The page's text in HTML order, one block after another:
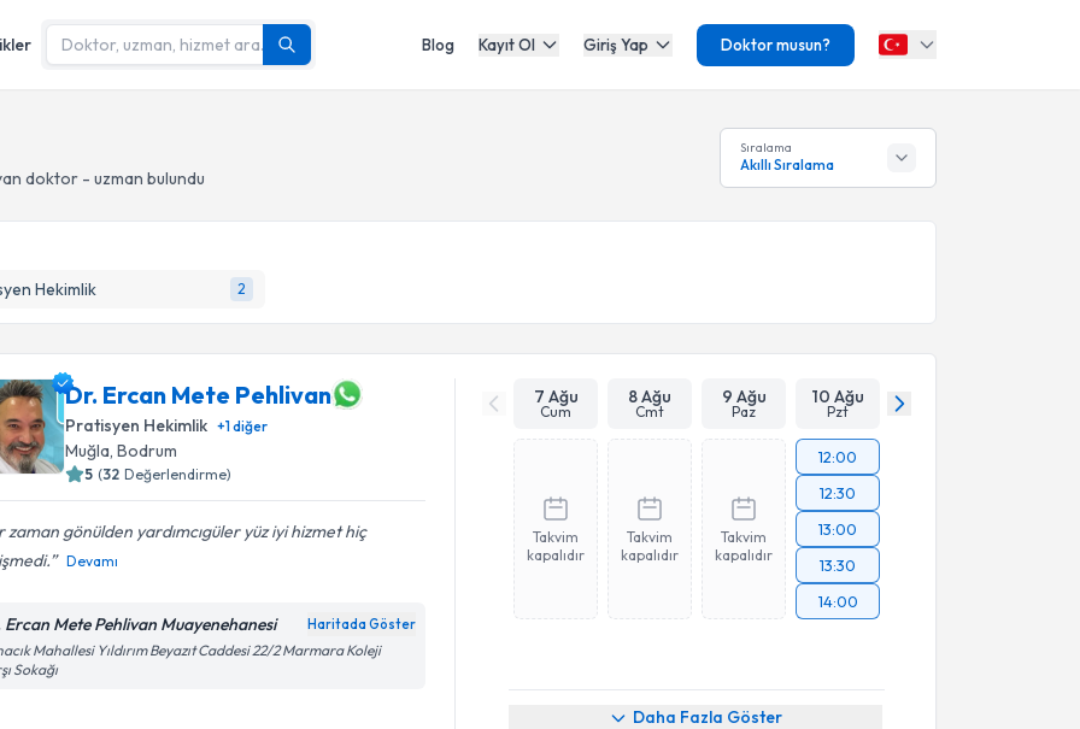
Blog Kayıt Ol Giriş Yap Doktor musun?
doktor - uzman bulundu
Sıralama
Akıllı Sıralama
Hekimlik 2
Dr. Ercan Mete Pehlivan
Pratisyen Hekimlik +1diğer
Muğla, Bodrum
5 (32 Değerlendirme)
zaman gönülden yardımcıgüler yüz iyi hizmet hiç
Devamı
Ercan Mete Pehlivan Muayenehanesi Haritada Göster
Mahallesi Yıldırım Beyazıt Caddesi 22/2 Marmara Koleji
Sokağı
7 Ağu
Cum
8 Ağu
Cmt
9 Ağu
Paz
10 Ağu
Pzt
Takvim
kapalıdır
Takvim
kapalıdır
Takvim
kapalıdır
12:00
12:30
13:00
13:30
14:00
Daha Fazla Göster